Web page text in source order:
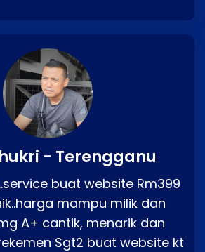
- Terengganu
buat website Rm399
mampu milik dan
A+ cantik, menarik dan
Sgt2 buat website kt